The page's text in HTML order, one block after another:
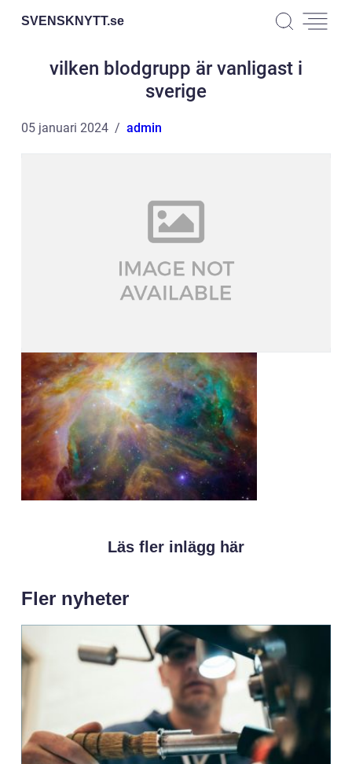
SVENSKNYTT.se
vilken blodgrupp är vanligast i
sverige
05 januari 2024 admin
Läs fler inlägg här
Fler nyheter